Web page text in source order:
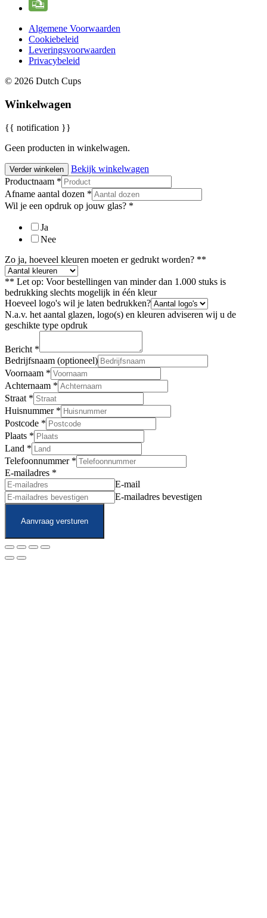
Algemene Voorwaarden
Cookiebeleid
Leveringsvoorwaarden
Privacybeleid
© 2026 Dutch Cups
Winkelwagen
{{ notification }}
Geen producten in winkelwagen.
Verder winkelen
Bekijk winkelwagen
Productnaam *
Afname aantal dozen *
Wil je een opdruk op jouw glas? *
Ja
Nee
Zo ja, hoeveel kleuren moeten er gedrukt worden? **
** Let op: Voor bestellingen van minder dan 1.000 stuks is
bedrukking slechts mogelijk in één kleur
Hoeveel logo's wil je laten bedrukken?
N.a.v. het aantal glazen, logo(s) en kleuren adviseren wij u de
geschikte type opdruk
Bericht *
Bedrijfsnaam (optioneel)
Voornaam *
Achternaam *
Straat *
Huisnummer *
Postcode *
Plaats *
Land *
Telefoonnummer *
E-mailadres *
E-mail
E-mailadres bevestigen
Aanvraag versturen